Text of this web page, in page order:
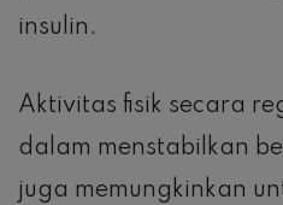
insulin.
Aktivitas fisik secara
dalam menstabilkan
juga memungkinkan